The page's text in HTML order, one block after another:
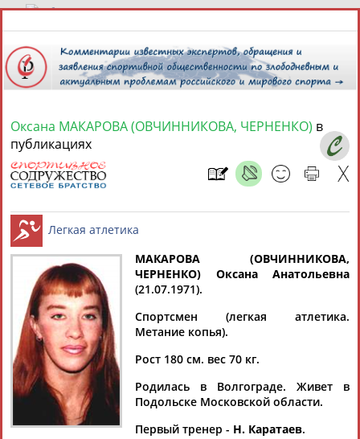
6 августа 2026 года,23:30
Найдено: 13181 Расширенный поиск
Аслаудин
АБАЕВ
АБАИМОВА
Мария
АБАКУМОВА
Юлия
АБАЛАКИНА
Дмитрий
АБАРЕНОВ
Тамилла
АБАСОВА
Рамазан
Оксана МАКАРОВА (ОВЧИННИКОВА, ЧЕРНЕНКО) в
публикациях
Легкая атлетика
МАКАРОВА (ОВЧИННИКОВА,
ЧЕРНЕНКО) Оксана Анатольевна
(21.07.1971).
Спортсмен (легкая атлетика.
Метание копья).
Рост 180 см. вес 70 кг.
Родилась в Волгограде. Живет в
Подольске Московской области.
Первый тренер - Н. Каратаев.